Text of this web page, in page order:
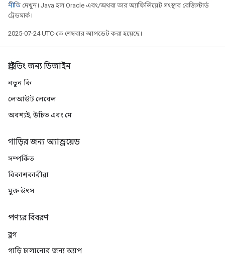
নীতি দেখুন। Java হল Oracle এবং/অথবা তার অ্যাফিলিয়েট সংস্থার রেজিস্টার্ড
ট্রেডমার্ক।
2025-07-24 UTC-তে শেষবার আপডেট করা হয়েছে।
ড্রাইভিং জন্য ডিজাইন
নতুন কি
লেআউট লেবেল
অবশ্যই, উচিত এবং মে
গাড়ির জন্য অ্যান্ড্রয়েড
সম্পর্কিত
বিকাশকারীরা
মুক্ত উৎস
পণ্যর বিবরণ
ব্লগ
গাড়ি চালানোর জন্য অ্যাপ